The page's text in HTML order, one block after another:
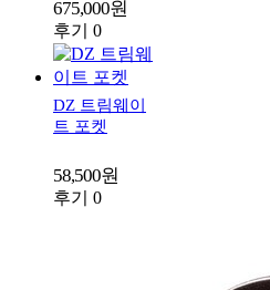
675,000원
후기 0
DZ 트림웨이
트 포켓
58,500원
후기 0